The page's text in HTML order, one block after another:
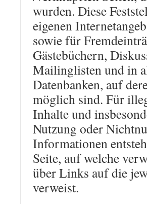
wurden. Diese
eigenen
sowie für
Gästebüchern,
Mailinglisten und in
Datenbanken, auf
möglich sind. Für
Inhalte und
Nutzung oder
Informationen
Seite, auf welche
über Links auf die
verweist.